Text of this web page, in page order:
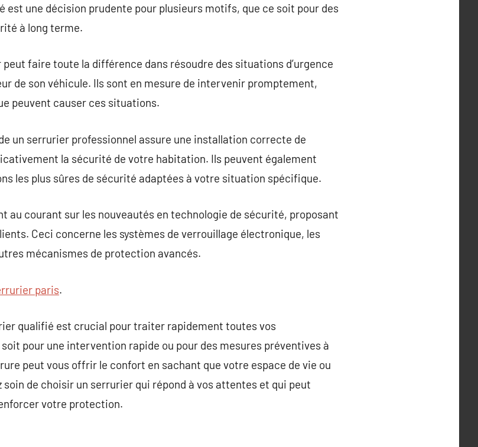
est une décision prudente pour plusieurs motifs, que ce soit pour des
à long terme.
peut faire toute la différence dans résoudre des situations d’urgence
de son véhicule. Ils sont en mesure de intervenir promptement,
peuvent causer ces situations.
un serrurier professionnel assure une installation correcte de
la sécurité de votre habitation. Ils peuvent également
les plus sûres de sécurité adaptées à votre situation spécifique.
au courant sur les nouveautés en technologie de sécurité, proposant
Ceci concerne les systèmes de verrouillage électronique, les
mécanismes de protection avancés.
paris.
qualifié est crucial pour traiter rapidement toutes vos
pour une intervention rapide ou pour des mesures préventives à
peut vous offrir le confort en sachant que votre espace de vie ou
de choisir un serrurier qui répond à vos attentes et qui peut
votre protection.